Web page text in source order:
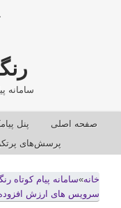
سامانه
صفحه اصلی پنل
پرسش‌های
خانه»سامانه پيام کوتاه
سرویس های ارزش